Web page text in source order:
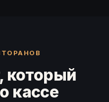
который
кассе